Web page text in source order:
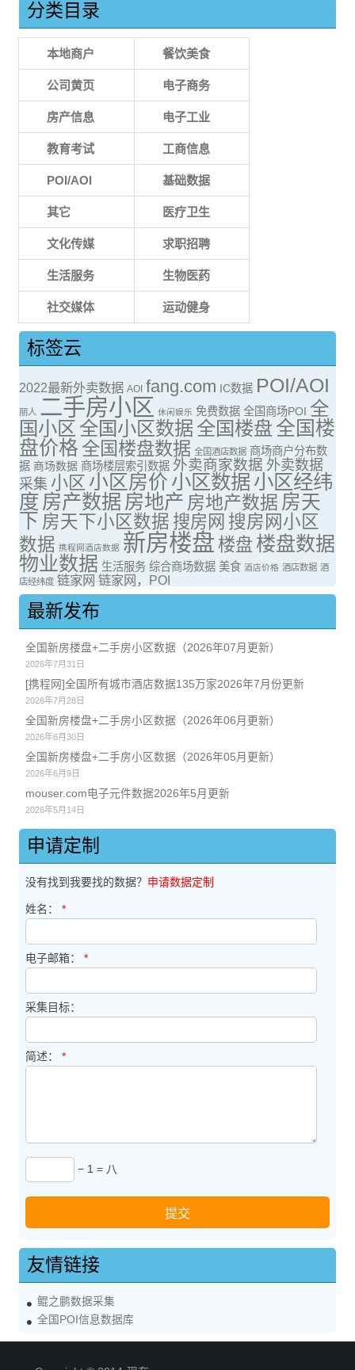
分类目录
本地商户 餐饮美食
公司黄页 电子商务
房产信息 电子工业
教育考试 工商信息
POI/AOI 基础数据
其它 医疗卫生
文化传媒 求职招聘
生活服务 生物医药
社交媒体 运动健身
标签云
2022最新外卖数据 AOI fang.com IC数据 POI/AOI
丽人 二手房小区 休闲娱乐 免费数据 全国商场POI 全
国小区 全国小区数据全国楼盘全国楼
盘价格 全国楼盘数据 全国酒店数据 商场商户分布数
据 商场数据 商场楼层索引数据 外卖商家数据 外卖数据
采集 小区 小区房价 小区数据小区经纬
度 房产数据 房地产 房地产数据 房天
下 房天下小区数据 搜房网 搜房网小区
数据 携程网酒店数据 新房楼盘 楼盘 楼盘数据
物业数据 生活服务 综合商场数据 美食 酒店价格 酒店数据 酒
店经纬度 链家网 链家网，POI
最新发布
全国新房楼盘+二手房小区数据（2026年07月更新）
2026年7月31日
[携程网]全国所有城市酒店数据135万家2026年7月份更新
2026年7月28日
全国新房楼盘+二手房小区数据（2026年06月更新）
2026年6月30日
全国新房楼盘+二手房小区数据（2026年05月更新）
2026年6月9日
mouser.com电子元件数据2026年5月更新
2026年5月14日
申请定制
没有找到我要找的数据？ 申请数据定制
姓名： *
电子邮箱： *
采集目标：
简述： *
− 1 = 八
友情链接
鲲之鹏数据采集
全国POI信息数据库